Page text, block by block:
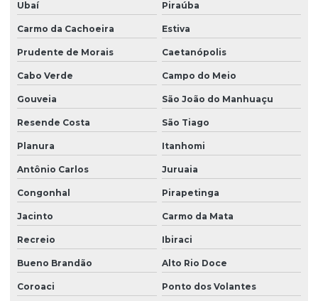
Ubaí Piraúba
Carmo da Cachoeira Estiva
Prudente de Morais Caetanópolis
Cabo Verde Campo do Meio
Gouveia São João do Manhuaçu
Resende Costa São Tiago
Planura Itanhomi
Antônio Carlos Juruaia
Congonhal Pirapetinga
Jacinto Carmo da Mata
Recreio Ibiraci
Bueno Brandão Alto Rio Doce
Coroaci Ponto dos Volantes